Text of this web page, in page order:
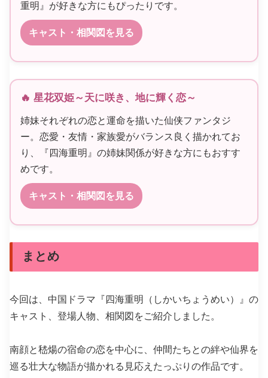
重明』が好きな方にもぴったりです。
キャスト・相関図を見る
🔥 星花双姫～天に咲き、地に輝く恋～
姉妹それぞれの恋と運命を描いた仙侠ファンタジ
ー。恋愛・友情・家族愛がバランス良く描かれてお
り、『四海重明』の姉妹関係が好きな方にもおすす
めです。
キャスト・相関図を見る
まとめ
今回は、中国ドラマ『四海重明（しかいちょうめい）』の
キャスト、登場人物、相関図をご紹介しました。
南顔と嵇煬の宿命の恋を中心に、仲間たちとの絆や仙界を
巡る壮大な物語が描かれる見応えたっぷりの作品です。